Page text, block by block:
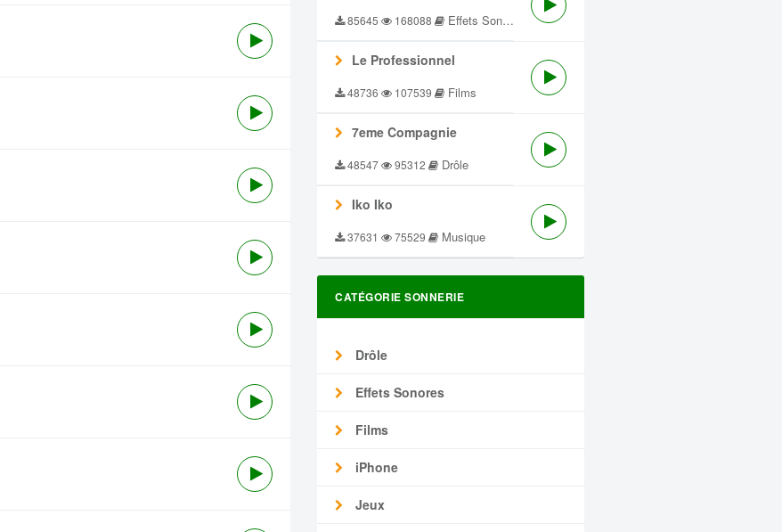
85645 168088 Effets Sonores
Le Professionnel
48736 107539 Films
7eme Compagnie
48547 95312 Drôle
Iko Iko
37631 75529 Musique
CATÉGORIE SONNERIE
Drôle
Effets Sonores
Films
iPhone
Jeux